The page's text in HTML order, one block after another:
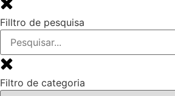
Filltro de pesquisa
Filtro de categoria